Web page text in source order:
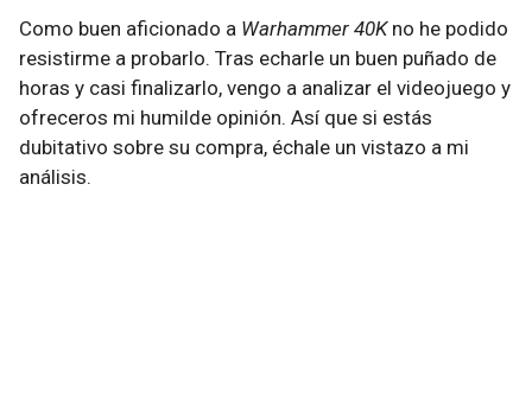
Como buen aficionado a Warhammer 40Kno he podido
resistirme a probarlo. Tras echarle un buen puñado de
horas y casi finalizarlo, vengo a analizar el videojuego y
ofreceros mi humilde opinión. Así que si estás
dubitativo sobre su compra, échale un vistazo a mi
análisis.